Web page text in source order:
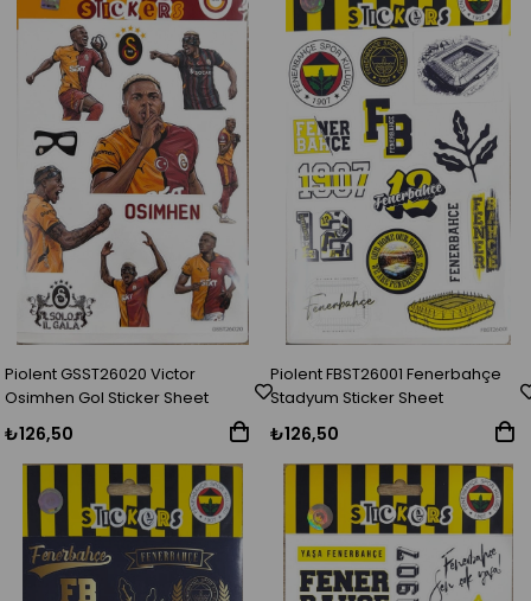
Piolent GSST26020 Victor
Osimhen Gol Sticker Sheet
₺126,50
Piolent FBST26001 Fenerbahçe
Stadyum Sticker Sheet
₺126,50